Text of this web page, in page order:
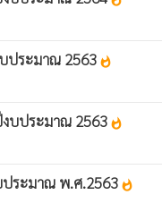
ประมาณ 2563 whatshot
บประมาณ 2563 whatshot
ประมาณ พ.ศ.2563 whatshot